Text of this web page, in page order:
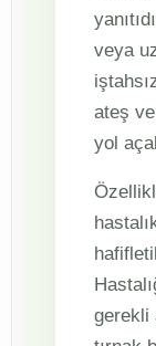
veya
ateş
yol
gerekli